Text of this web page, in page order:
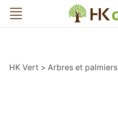
HK Vert
HK Vert Arbres et palmiers